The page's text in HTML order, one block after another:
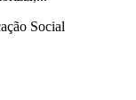
Social